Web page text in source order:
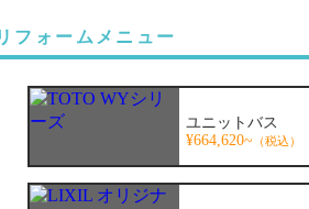
フォームメニュー
ユニットバス
¥664,620~ （税込）